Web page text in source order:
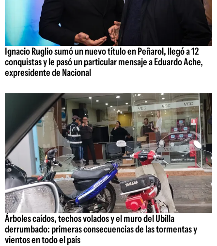
Ignacio Ruglio sumó un nuevo título en Peñarol, llegó a 12
conquistas y le pasó un particular mensaje a Eduardo Ache,
expresidente de Nacional
Árboles caídos, techos volados y el muro del Ubilla
derrumbado: primeras consecuencias de las tormentas y
vientos en todo el país